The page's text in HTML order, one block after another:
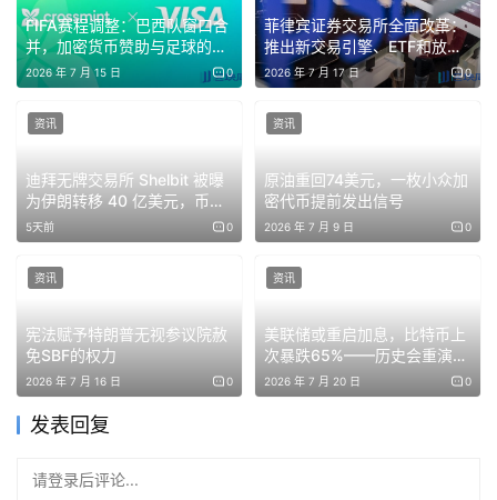
免责声明：本文提供的信息不是交易建议。BlockWeeks.com
不对根据本文提供的信息所做的任何投资承担责任。我们强烈
建议在做出任何投资决策之前进行独立研究或咨询合格的专业
人士。
FIFA赛程调整：巴西队窗口合
并，加密货币赞助与足球的深
度绑定迎来新节点
2026 年 7 月 15 日 0
菲律宾证券交易所全面改革：
推出新交易引擎、ETF和放宽
保证金规则，应对散户流向加
密货币和赌博的冲击
2026 年 7 月 17 日 0
迪拜无牌交易所 Shelbit 被曝
为伊朗转移 40 亿美元，币安
涉及其中
5天前 0
资讯
原油重回74美元，一枚小众加
密代币提前发出信号
2026 年 7 月 9 日 0
资讯
宪法赋予特朗普无视参议院赦
免SBF的权力
2026 年 7 月 16 日 0
资讯
美联储或重启加息，比特币上
次暴跌65%——历史会重演
吗？
2026 年 7 月 20 日 0
资讯
发表回复
请登录后评论...